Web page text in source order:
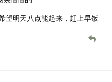
望明天八点能起来，赶上早饭